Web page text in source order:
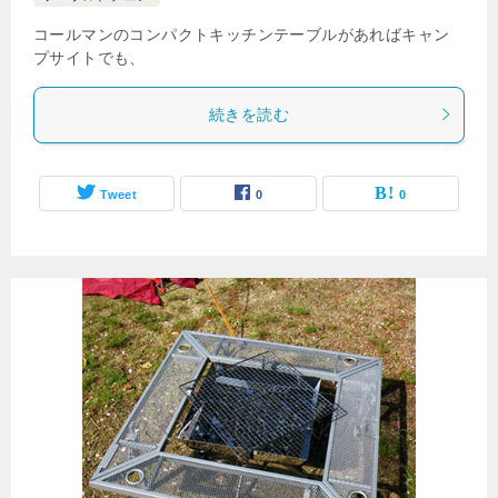
コールマンのコンパクトキッチンテーブルがあればキャン
プサイトでも、
続きを読む
Tweet 0 0